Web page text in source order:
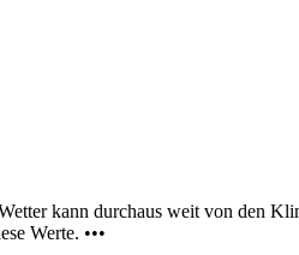
kann durchaus weit von den
Werte. •••